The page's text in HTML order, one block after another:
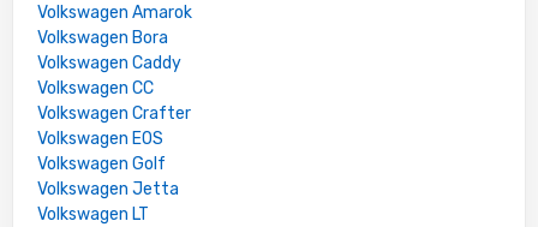
Volkswagen Amarok
Volkswagen Bora
Volkswagen Caddy
Volkswagen CC
Volkswagen Crafter
Volkswagen EOS
Volkswagen Golf
Volkswagen Jetta
Volkswagen LT